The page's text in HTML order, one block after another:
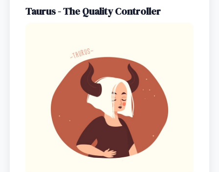
Taurus - The Quality Controller